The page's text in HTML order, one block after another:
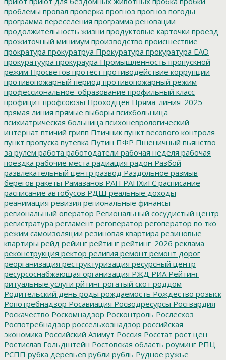
проблемы провал проверка прогноз прогноз погоды
программа переселения программа реновации
продолжительность жизни продуктовые карточки проезд
прожиточный минимум производство происшествие
прократура прокуратруа Прокуратура прокуратура ЕАО
прокуратуура прокураура Промышленность пропускной
режим Просветов протест противодействие коррупции
противопожарный период противопожарный режим
профессиональное_образование профильный класс
профицит профсоюзы Проходцев Пряма_линия_2025
прямая линия прямые выборы психбольница
психиатрическая больница психоневрологический
интернат птичий грипп Птичник пункт весового контроля
пункт пропуска путевка Путин ПФР Пшеничный пьянство
за рулем работа работодатели рабочая неделя рабочая
поездка рабочие места радиация радон Разбой
развлекательный центр развод Раздольное размыв
берегов ракеты Рамазанов РАН РАНХиГС расписание
расписание автобусов РДШ реальные доходы
реанимация ревизия региональные финансы
региональный оператор Региональный сосудистый центр
регистратура регламент регоператор регоператор по тко
режим самоизоляции резиновая квартира резиновые
квартиры рейд рейинг рейтинг рейтинг_2026 реклама
реконструкция ректор религия ремонт ремонт дорог
реорганизация реструктуризация ресурсный центр
ресурсоснабжающая организация РЖД РИА Рейтинг
ритуальные услуги рйтинг рогатый скот роддом
Родительский день роды рождаемость Рождество розыск
Ропотребнадзор Росавиация Росводресурсы Росгвардия
Роскачество Роскомнадзор Росконтроль Рослесхоз
Роспотребнадзор россельхознадзор российская
экономика Российский Азимут Россия Росстат рост цен
Ростислав Гольдштейн Ростовская область роуминг РПЦ
РСПП рубка деревьев рубли рубль Рудное ружье